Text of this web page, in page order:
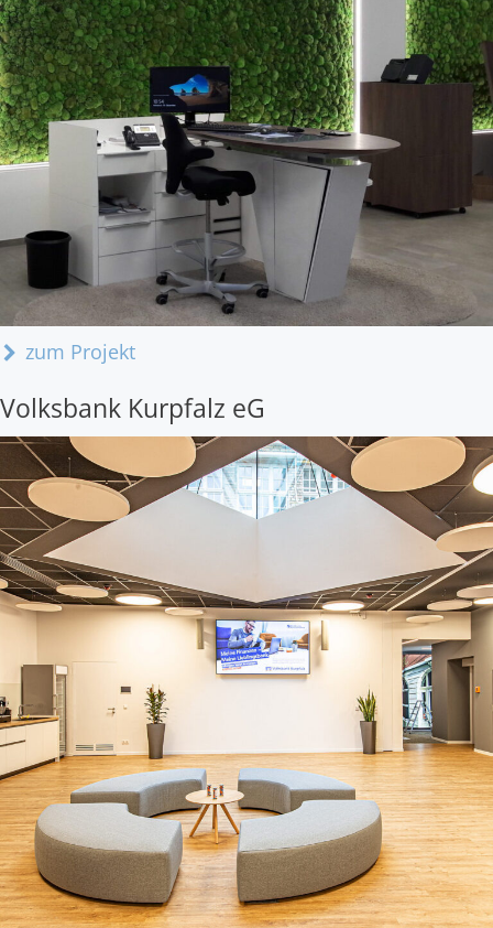
zum Projekt
Volksbank Kurpfalz eG